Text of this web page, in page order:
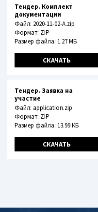
Тендер. Комплект
документации
Файл: 2020-11-02-A.zip
Формат: ZIP
Размер файла: 1.27 МБ
СКАЧАТЬ
Тендер. Заявка на
участие
Файл: application.zip
Формат: ZIP
Размер файла: 13.99 КБ
СКАЧАТЬ